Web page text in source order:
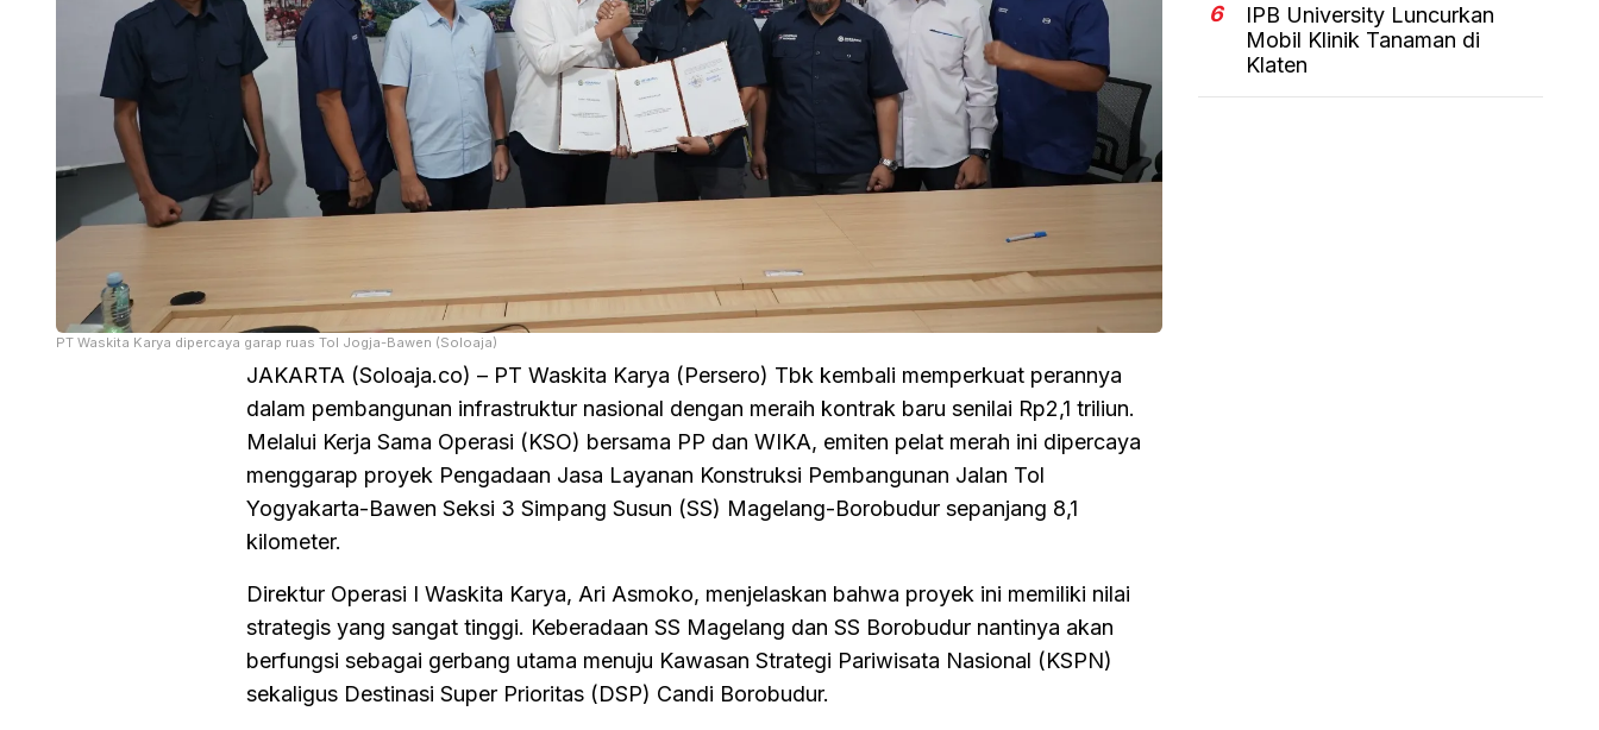
PT Waskita Karya dipercaya garap ruas Tol Jogja-Bawen (Soloaja)
JAKARTA (Soloaja.co) – PT Waskita Karya (Persero) Tbk kembali memperkuat perannya
dalam pembangunan infrastruktur nasional dengan meraih kontrak baru senilai Rp2,1 triliun.
Melalui Kerja Sama Operasi (KSO) bersama PP dan WIKA, emiten pelat merah ini dipercaya
menggarap proyek Pengadaan Jasa Layanan Konstruksi Pembangunan Jalan Tol
Yogyakarta-Bawen Seksi 3 Simpang Susun (SS) Magelang-Borobudur sepanjang 8,1
kilometer.
Direktur Operasi I Waskita Karya, Ari Asmoko, menjelaskan bahwa proyek ini memiliki nilai
strategis yang sangat tinggi. Keberadaan SS Magelang dan SS Borobudur nantinya akan
berfungsi sebagai gerbang utama menuju Kawasan Strategi Pariwisata Nasional (KSPN)
sekaligus Destinasi Super Prioritas (DSP) Candi Borobudur.
6
IPB University Luncurkan
Mobil Klinik Tanaman di
Klaten